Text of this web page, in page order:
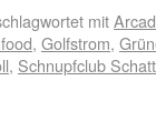
mit
, Golfstrom,
, Schnupfclub